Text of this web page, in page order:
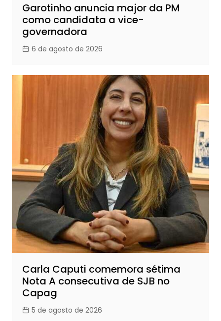
Garotinho anuncia major da PM
como candidata a vice-
governadora
6 de agosto de 2026
Carla Caputi comemora sétima
Nota A consecutiva de SJB no
Capag
5 de agosto de 2026